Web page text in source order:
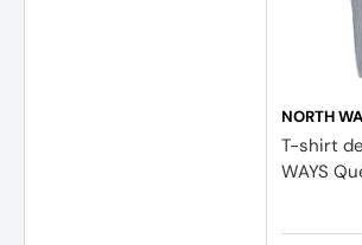
NORTH
T-shirt
WAYS